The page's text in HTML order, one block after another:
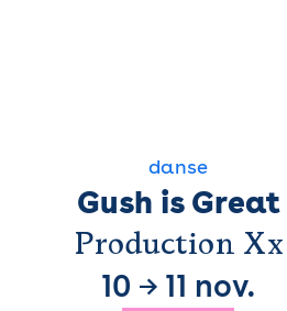
danse
Gush is Great
Production Xx
10 → 11 nov.